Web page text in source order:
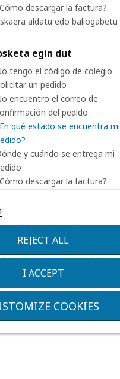
descargar la factura?
aldatu edo baliogabetu
egin dut
tengo el código de colegio
un pedido
encuentro el correo de
del pedido
qué estado se encuentra mi
y cuándo se entrega mi
descargar la factura?
eskaera jaso dut
¿Qué cubre (y qué no) la garantía
y Advantage Plus?
Zerbitzu teknikoa
REJECT ALL
I ACCEPT
COOKIES